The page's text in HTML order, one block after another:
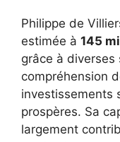
Philippe de
estimée à 145
grâce à diverses
compréhension
investissements
prospères. Sa
largement